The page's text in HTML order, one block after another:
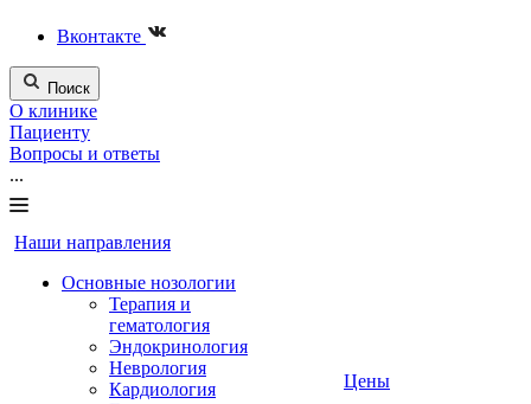
Вконтакте
Поиск
О клинике
Пациенту
Вопросы и ответы
...
Наши направления
Основные нозологии
Терапия и
гематология
Эндокринология
Неврология
Кардиология
Цены